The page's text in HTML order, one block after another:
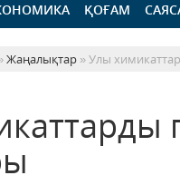
ҚОҒАМ
Жаңалықтар » Улы